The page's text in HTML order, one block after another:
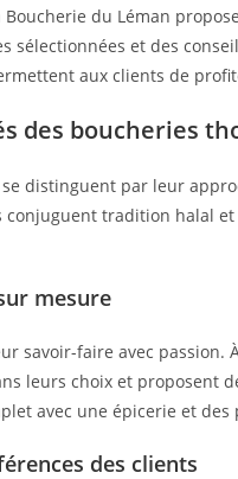
du Léman
sélectionnées et des
aux clients de
des boucheries
se distinguent par leur
conjuguent tradition halal
mesure
savoir-faire avec passion.
leurs choix et proposent
avec une épicerie et
des clients